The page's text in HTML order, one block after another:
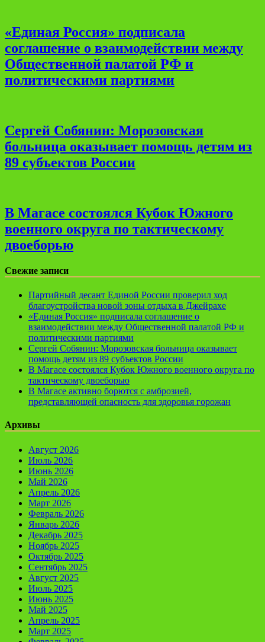
«Единая Россия» подписала
соглашение о взаимодействии между
Общественной палатой РФ и
политическими партиями
Сергей Собянин: Морозовская
больница оказывает помощь детям из
89 субъектов России
В Магасе состоялся Кубок Южного
военного округа по тактическому
двоеборью
Свежие записи
Партийный десант Единой России проверил ход
благоустройства новой зоны отдыха в Джейрахе
«Единая Россия» подписала соглашение о
взаимодействии между Общественной палатой РФ и
политическими партиями
Сергей Собянин: Морозовская больница оказывает
помощь детям из 89 субъектов России
В Магасе состоялся Кубок Южного военного округа по
тактическому двоеборью
В Магасе активно борются с амброзией,
представляющей опасность для здоровья горожан
Архивы
Август 2026
Июль 2026
Июнь 2026
Май 2026
Апрель 2026
Март 2026
Февраль 2026
Январь 2026
Декабрь 2025
Ноябрь 2025
Октябрь 2025
Сентябрь 2025
Август 2025
Июль 2025
Июнь 2025
Май 2025
Апрель 2025
Март 2025